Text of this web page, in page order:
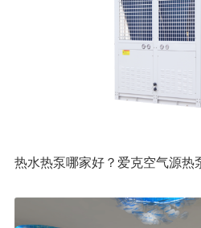
热水热泵哪家好？爱克空气源热